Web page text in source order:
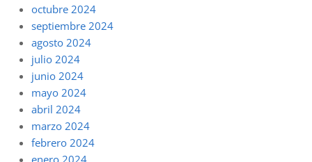
octubre 2024
septiembre 2024
agosto 2024
julio 2024
junio 2024
mayo 2024
abril 2024
marzo 2024
febrero 2024
enero 2024